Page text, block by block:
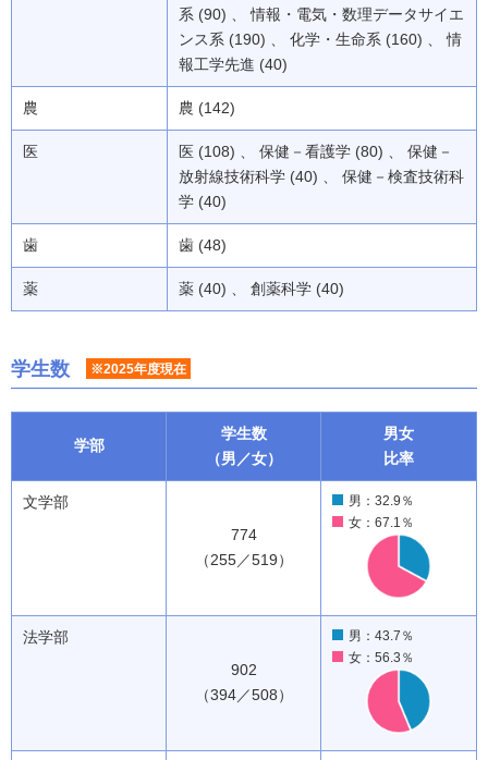
系 (90) 、 情報・電気・数理データサイエ
ンス系 (190) 、 化学・生命系 (160) 、 情
報工学先進 (40)
農 農 (142)
医
医 (108) 、 保健－看護学 (80) 、 保健－
放射線技術科学 (40) 、 保健－検査技術科
学 (40)
歯 歯 (48)
薬 薬 (40) 、 創薬科学 (40)
学生数 ※2025年度現在
学部
学生数
（男／女）
男女
比率
文学部
774
（255／519）
男：32.9％
女：67.1％
法学部
902
（394／508）
男：43.7％
女：56.3％